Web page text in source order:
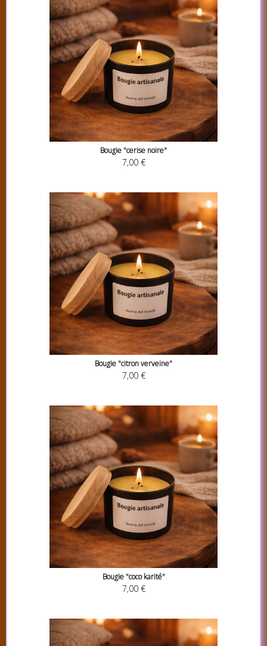
Bougie "cerise noire"
7,00 €
Bougie "citron verveine"
7,00 €
Bougie "coco karité"
7,00 €